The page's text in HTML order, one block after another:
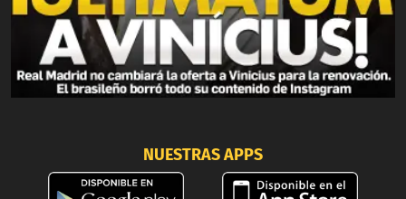
NUESTRAS APPS